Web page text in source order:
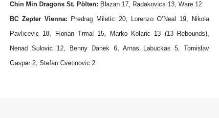
Chin Min Dragons St. Pölten: Blazan 17, Radakovics 13, Ware 12
BC Zepter Vienna: Predrag Miletic 20, Lorenzo O’Neal 19, Nikola
Pavlicevic 18, Florian Trmal 15, Marko Kolaric 13 (13 Rebounds),
Nenad Sulovic 12, Benny Danek 6, Arnas Labuckas 5, Tomislav
Gaspar 2, Stefan Cvetinovic 2